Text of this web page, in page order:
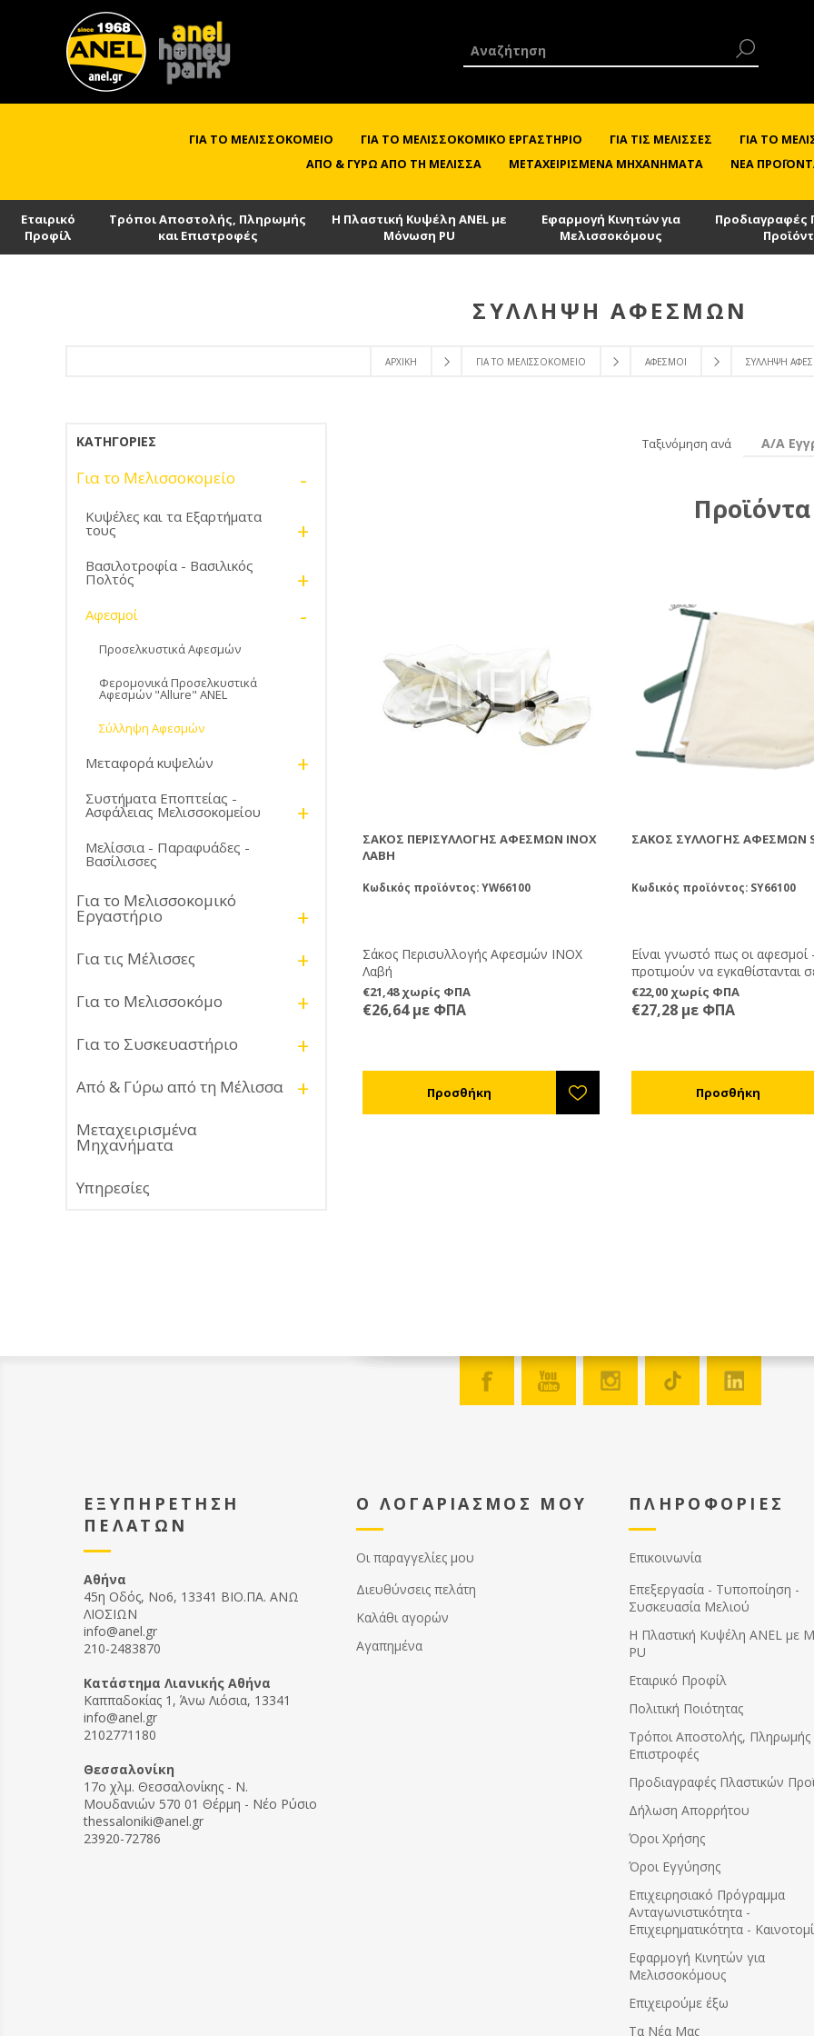
ΓΙΑ ΤΟ ΜΕΛΙΣΣΟΚΟΜΕΊΟ ΓΙΑ ΤΟ ΜΕΛΙΣΣΟΚΟΜΙΚΌ ΕΡΓΑΣΤΉΡΙΟ ΓΙΑ ΤΙΣ ΜΈΛΙΣΣΕΣ ΓΙΑ ΤΟ
ΑΠΌ & ΓΎΡΩ ΑΠΌ ΤΗ ΜΈΛΙΣΣΑ
ΜΕΤΑΧΕΙΡΙΣΜΈΝΑ ΜΗΧΑΝΉΜΑΤΑ ΝΈΑ
Εταιρικό
Προφίλ
Τρόποι Αποστολής, Πληρωμής
και Επιστροφές
Η Πλαστική Κυψέλη ANEL με
Μόνωση PU
Εφαρμογή Κινητών για
Μελισσοκόμους
Προδιαγραφές
ΑΡΧΙΚΉ ΓΙΑ ΤΟ ΜΕΛΙΣΣΟΚΟΜΕΊΟ ΑΦΕΣΜΟΊ ΣΎΛΛΗΨΗ
ΣΎΛΛΗΨΗ ΑΦΕΣΜΏΝ
Ταξινόμηση ανά Α/Α
Προϊόντα
ΣΆΚΟΣ ΠΕΡΙΣΥΛΛΟΓΉΣ ΑΦΕΣΜΏΝ ΙΝΟΧ
ΛΑΒΉ
Κωδικός προϊόντος: YW66100
Σάκος Περισυλλογής Αφεσμών ΙΝΟΧ
Λαβή
€21,48 χωρίς ΦΠΑ
€26,64 με ΦΠΑ
ΣΆΚΟΣ ΣΥΛΛΟΓΉΣ ΑΦΕΣΜΏΝ
Κωδικός προϊόντος: SY66100
Είναι γνωστό πως οι αφεσμοί
προτιμούν να εγκαθίστανται
σημεία . Αυτό κάνει τη
δύσκολη. Εδώ δίνει λύση ο
Συλλογής Αφεσμών!
€22,00 χωρίς ΦΠΑ
€27,28 με ΦΠΑ
ΚΑΤΗΓΟΡΊΕΣ
Για το Μελισσοκομείο -
Κυψέλες και τα Εξαρτήματα
τους +
Βασιλοτροφία - Βασιλικός
Πολτός +
Αφεσμοί -
Προσελκυστικά Αφεσμών
Φερομονικά Προσελκυστικά
Αφεσμών "Allure" ANEL
Σύλληψη Αφεσμών
Μεταφορά κυψελών +
Συστήματα Εποπτείας -
Ασφάλειας Μελισσοκομείου +
Μελίσσια - Παραφυάδες -
Βασίλισσες
Για το Μελισσοκομικό
Εργαστήριο +
Για τις Μέλισσες +
Για το Μελισσοκόμο +
Για το Συσκευαστήριο +
Από & Γύρω από τη Μέλισσα +
Μεταχειρισμένα
Μηχανήματα
Υπηρεσίες
ΕΞΥΠΗΡΕΤΗΣΗ
ΠΕΛΑΤΩΝ
Αθήνα
45η Οδός, Νο6, 13341 ΒΙΟ.ΠΑ. ΑΝΩ
ΛΙΟΣΙΩΝ
info@anel.gr
210-2483870
Kατάστημα Λιανικής Αθήνα
Καππαδοκίας 1, Άνω Λιόσια, 13341
info@anel.gr
2102771180
Θεσσαλονίκη
17ο χλμ. Θεσσαλονίκης - Ν.
Μουδανιών 570 01 Θέρμη - Νέο Ρύσιο
thessaloniki@anel.gr
23920-72786
Ο ΛΟΓΑΡΙΑΣΜΟΣ ΜΟΥ
Οι παραγγελίες μου
Διευθύνσεις πελάτη
Καλάθι αγορών
Αγαπημένα
ΠΛΗΡΟΦΟΡΙΕΣ
Επικοινωνία
Επεξεργασία - Τυποποίηση -
Συσκευασία Μελιού
Η Πλαστική Κυψέλη ANEL με
PU
Εταιρικό Προφίλ
Πολιτική Ποιότητας
Τρόποι Αποστολής, Πληρωμής
Επιστροφές
Προδιαγραφές Πλαστικών
Δήλωση Απορρήτου
Όροι Χρήσης
Όροι Εγγύησης
Eπιχειρησιακό Πρόγραμμα
Ανταγωνιστικότητα -
Επιχειρηματικότητα -
Εφαρμογή Κινητών για
Μελισσοκόμους
Επιχειρούμε έξω
Τα Νέα Μας